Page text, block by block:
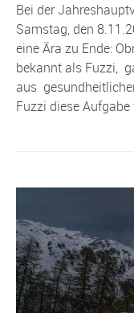
Bei der
Samstag, den
eine Ära zu Ende:
bekannt als Fuzzi,
aus
Fuzzi diese